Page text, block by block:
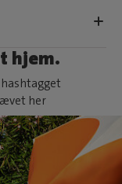
hjem.
her